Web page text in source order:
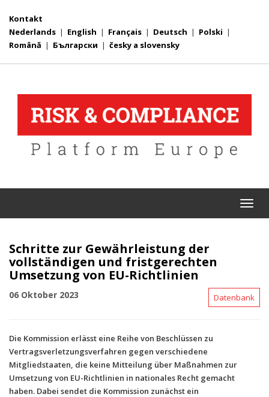
Kontakt
Nederlands | English | Français | Deutsch | Polski |
Română | Български | česky a slovensky
Schritte zur Gewährleistung der
vollständigen und fristgerechten
Umsetzung von EU-Richtlinien
06 Oktober 2023 Datenbank
Die Kommission erlässt eine Reihe von Beschlüssen zu
Vertragsverletzungsverfahren gegen verschiedene
Mitgliedstaaten, die keine Mitteilung über Maßnahmen zur
Umsetzung von EU-Richtlinien in nationales Recht gemacht
haben. Dabei sendet die Kommission zunächst ein